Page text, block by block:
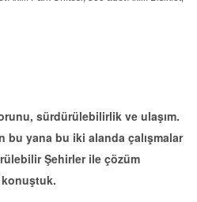
sürdürülebilirlik ve ulaşım.
bu yana bu iki alanda çalışmalar
Şehirler ile çözüm